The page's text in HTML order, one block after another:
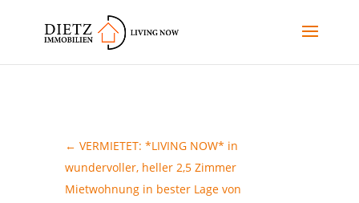
← VERMIETET: *LIVING NOW* in
wundervoller, heller 2,5 Zimmer
Mietwohnung in bester Lage von